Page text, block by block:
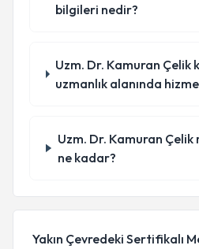
bilgileri nedir?
Uzm. Dr. Kamuran Çelik
uzmanlık alanında
Uzm. Dr. Kamuran
ne kadar?
Yakın Çevredeki Sertifikalı